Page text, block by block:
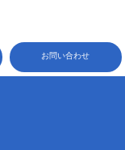
お問い合わせ